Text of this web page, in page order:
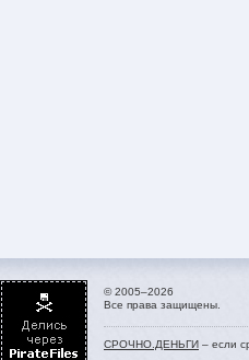
© 2005–2026
Все права защищены.
СРОЧНО.ДЕНЬГИ – если